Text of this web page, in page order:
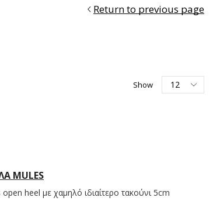
Return to previous page
Show
MULES
heel με χαμηλό ιδιαίτερο τακούνι 5cm